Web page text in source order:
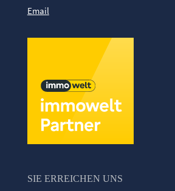
Email
SIE ERREICHEN UNS